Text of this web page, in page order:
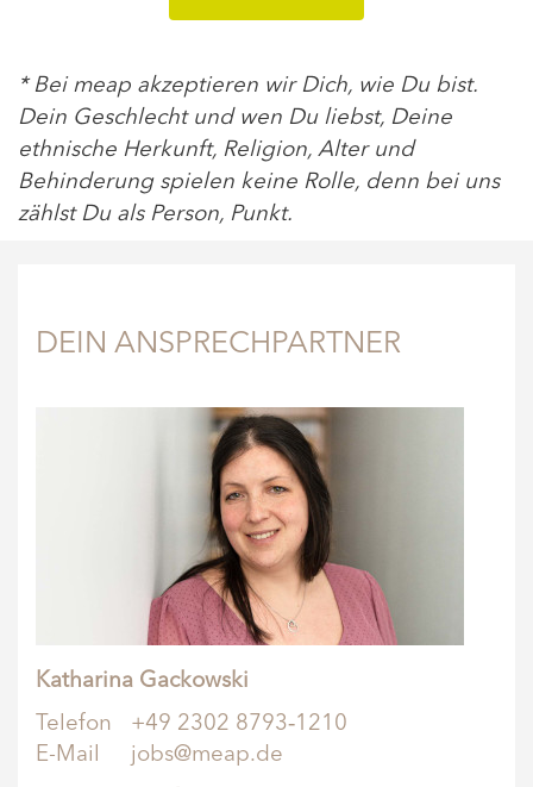
* Bei meap akzeptieren wir Dich, wie Du bist.
Dein Geschlecht und wen Du liebst, Deine
ethnische Herkunft, Religion, Alter und
Behinderung spielen keine Rolle, denn bei uns
zählst Du als Person, Punkt.
DEIN ANSPRECHPARTNER
Katharina Gackowski
Telefon
+49 2302 8793‑1210
E-Mail
jobs@meap.de